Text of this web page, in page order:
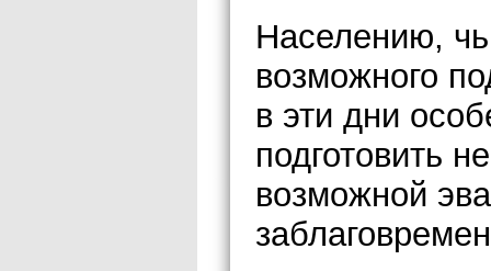
Населению,
возможного
в эти дни
подготовить
возможной